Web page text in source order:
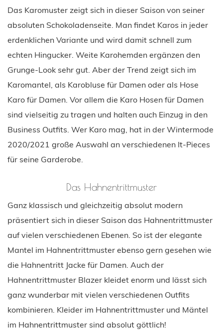
Das Karomuster zeigt sich in dieser Saison von seiner
absoluten Schokoladenseite. Man findet Karos in jeder
erdenklichen Variante und wird damit schnell zum
echten Hingucker. Weite Karohemden ergänzen den
Grunge-Look sehr gut. Aber der Trend zeigt sich im
Karomantel, als Karobluse für Damen oder als Hose
Karo für Damen. Vor allem die Karo Hosen für Damen
sind vielseitig zu tragen und halten auch Einzug in den
Business Outfits. Wer Karo mag, hat in der Wintermode
2020/2021 große Auswahl an verschiedenen It-Pieces
für seine Garderobe.
Das Hahnentrittmuster
Ganz klassisch und gleichzeitig absolut modern
präsentiert sich in dieser Saison das Hahnentrittmuster
auf vielen verschiedenen Ebenen. So ist der elegante
Mantel im Hahnentrittmuster ebenso gern gesehen wie
die Hahnentritt Jacke für Damen. Auch der
Hahnentrittmuster Blazer kleidet enorm und lässt sich
ganz wunderbar mit vielen verschiedenen Outfits
kombinieren. Kleider im Hahnentrittmuster und Mäntel
im Hahnentrittmuster sind absolut göttlich!